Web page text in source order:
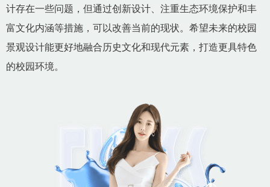
计存在一些问题，但通过创新设计、注重生态环境保护和丰
富文化内涵等措施，可以改善当前的现状。希望未来的校园
景观设计能更好地融合历史文化和现代元素，打造更具特色
的校园环境。